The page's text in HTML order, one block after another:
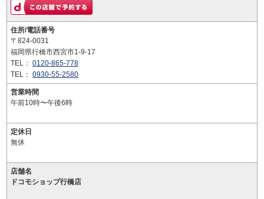
住所/電話番号
〒824-0031
福岡県行橋市西宮市1-9-17
TEL： 0120-865-778
TEL： 0930-55-2580
営業時間
午前10時〜午後6時
定休日
無休
店舗名
ドコモショップ行橋店